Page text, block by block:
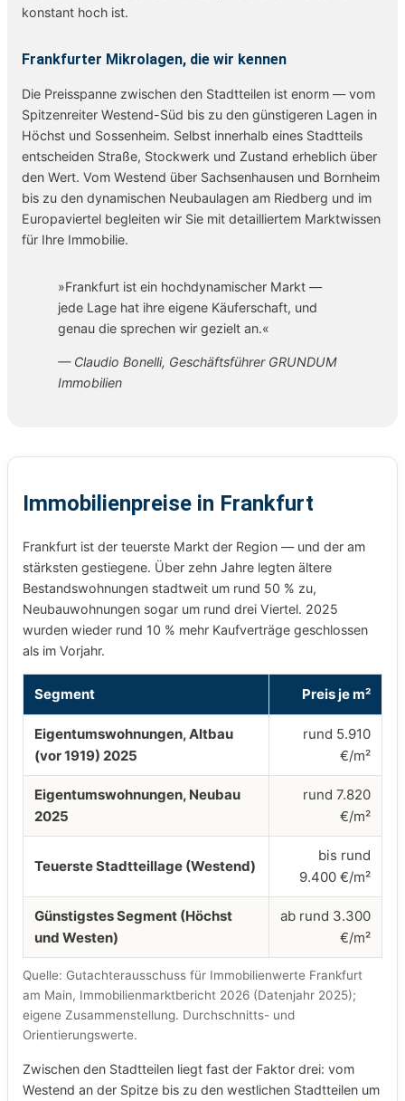
konstant hoch ist.
Frankfurter Mikrolagen, die wir kennen
Die Preisspanne zwischen den Stadtteilen ist enorm — vom
Spitzenreiter Westend-Süd bis zu den günstigeren Lagen in
Höchst und Sossenheim. Selbst innerhalb eines Stadtteils
entscheiden Straße, Stockwerk und Zustand erheblich über
den Wert. Vom Westend über Sachsenhausen und Bornheim
bis zu den dynamischen Neubaulagen am Riedberg und im
Europaviertel begleiten wir Sie mit detailliertem Marktwissen
für Ihre Immobilie.
»Frankfurt ist ein hochdynamischer Markt —
jede Lage hat ihre eigene Käuferschaft, und
genau die sprechen wir gezielt an.«
— Claudio Bonelli, Geschäftsführer GRUNDUM
Immobilien
Immobilienpreise in Frankfurt
Frankfurt ist der teuerste Markt der Region — und der am
stärksten gestiegene. Über zehn Jahre legten ältere
Bestandswohnungen stadtweit um rund 50 % zu,
Neubauwohnungen sogar um rund drei Viertel. 2025
wurden wieder rund 10 % mehr Kaufverträge geschlossen
als im Vorjahr.
Segment Preis je m²
Eigentumswohnungen, Altbau
(vor 1919) 2025
rund 5.910
€/m²
Eigentumswohnungen, Neubau
2025
rund 7.820
€/m²
Teuerste Stadtteillage (Westend)
bis rund
9.400 €/m²
Günstigstes Segment (Höchst
und Westen)
ab rund 3.300
€/m²
Quelle: Gutachterausschuss für Immobilienwerte Frankfurt
am Main, Immobilienmarktbericht 2026 (Datenjahr 2025);
eigene Zusammenstellung. Durchschnitts- und
Orientierungswerte.
Zwischen den Stadtteilen liegt fast der Faktor drei: vom
Westend an der Spitze bis zu den westlichen Stadtteilen um